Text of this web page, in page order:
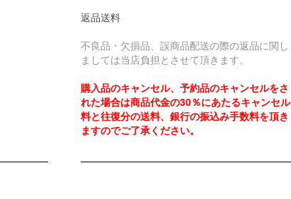
返品送料
不良品・欠損品、誤商品配送の際の返品に関し
ましては当店負担とさせて頂きます。
購入品のキャンセル、予約品のキャンセルをさ
れた場合は商品代金の30％にあたるキャンセル
料と往復分の送料、銀行の振込み手数料を頂き
ますのでご了承ください。